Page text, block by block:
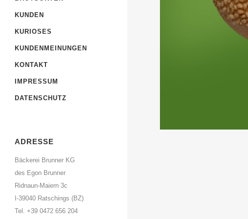
KUNDEN
KURIOSES
KUNDENMEINUNGEN
KONTAKT
IMPRESSUM
DATENSCHUTZ
ADRESSE
Bäckerei Brunner KG
des Egon Brunner
Ridnaun-Maiern 3c
I-39040 Ratschings (BZ)
Tel. +39 0472 656 204